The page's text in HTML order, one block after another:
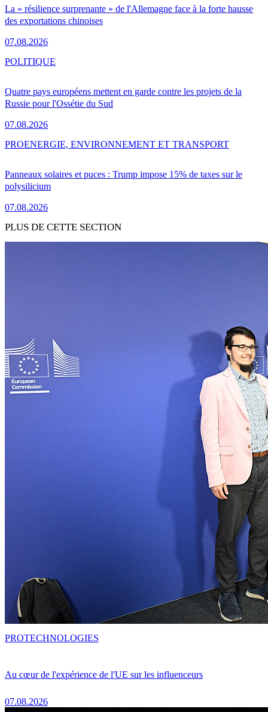
La « résilience surprenante » de l'Allemagne face à la forte hausse
des exportations chinoises
07.08.2026
Quatre pays européens mettent en garde contre les projets de la
Russie pour l'Ossétie du Sud
07.08.2026
POLITIQUE
Panneaux solaires et puces : Trump impose 15% de taxes sur le
polysilicium
07.08.2026
PROENERGIE, ENVIRONNEMENT ET TRANSPORT
PLUS DE CETTE SECTION
Au cœur de l'expérience de l'UE sur les influenceurs
07.08.2026
PROTECHNOLOGIES